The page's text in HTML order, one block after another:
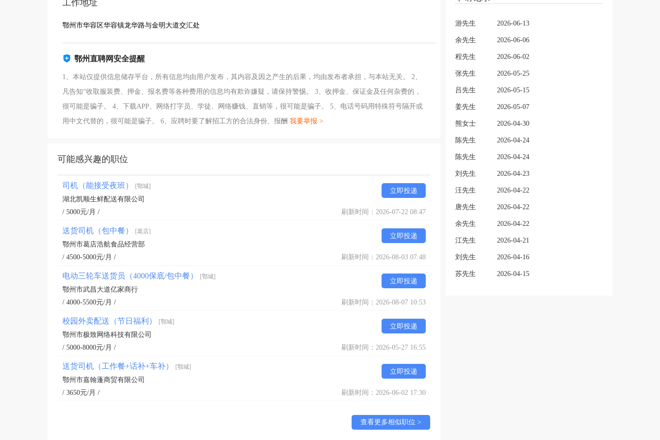
工作地址
鄂州市华容区华容镇龙华路与金明大道交汇处
鄂州直聘网安全提醒
1、本站仅提供信息储存平台，所有信息均由用户发布，其内容及因之产生的后果，均由发布者承担，与本站无关。 2、
凡告知“收取服装费、押金、报名费等各种费用的信息均有欺诈嫌疑，请保持警惕。 3、收押金、保证金及任何杂费的，
很可能是骗子。 4、下载APP、网络打字员、学徒、网络赚钱、直销等，很可能是骗子。 5、电话号码用特殊符号隔开或
用中文代替的，很可能是骗子。 6、应聘时要了解招工方的合法身份、报酬 我要举报 >
可能感兴趣的职位
司机（能接受夜班） [鄂城]
立即投递
湖北凯顺生鲜配送有限公司
/ 5000元/月 /
刷新时间：2026-07-22 08:47
送货司机（包中餐） [葛店]
立即投递
鄂州市葛店浩航食品经营部
/ 4500-5000元/月 /
刷新时间：2026-08-03 07:48
电动三轮车送货员（4000保底/包中餐） [鄂城]
立即投递
鄂州市武昌大道亿家商行
/ 4000-5500元/月 /
刷新时间：2026-08-07 10:53
校园外卖配送（节日福利） [鄂城]
立即投递
鄂州市极致网络科技有限公司
/ 5000-8000元/月 /
刷新时间：2026-05-27 16:55
送货司机（工作餐+话补+车补） [鄂城]
立即投递
鄂州市嘉翰蓬商贸有限公司
/ 3650元/月 /
刷新时间：2026-06-02 17:30
查看更多相似职位 >
游先生 2026-06-13
余先生 2026-06-06
程先生 2026-06-02
张先生 2026-05-25
吕先生 2026-05-15
姜先生 2026-05-07
熊女士 2026-04-30
陈先生 2026-04-24
陈先生 2026-04-24
刘先生 2026-04-23
汪先生 2026-04-22
唐先生 2026-04-22
余先生 2026-04-22
江先生 2026-04-21
刘先生 2026-04-16
苏先生 2026-04-15